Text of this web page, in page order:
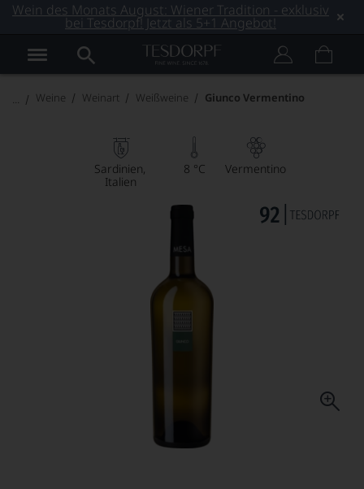
Wein des Monats August: Wiener Tradition - exklusiv
bei Tesdorpf! Jetzt als 5+1 Angebot!
Weine Weinart Weißweine Giunco Vermentino
Sardinien
Italien
8 °C Vermentino